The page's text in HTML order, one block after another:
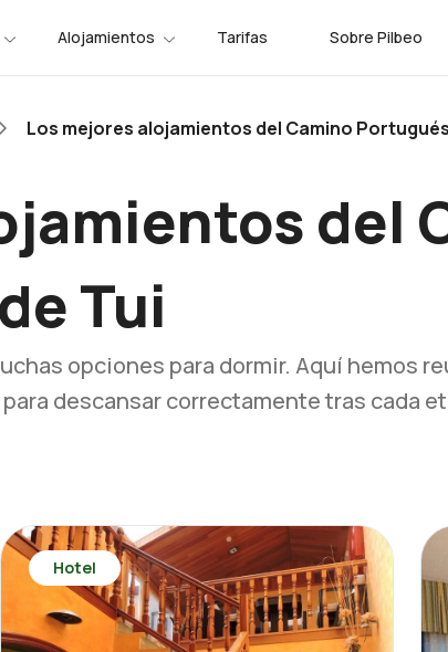
Alojamientos Tarifas Sobre Pilbeo
Los mejores alojamientos del Camino
del
Tui
opciones para dormir. Aquí hemos
descansar correctamente tras cada
Hotel